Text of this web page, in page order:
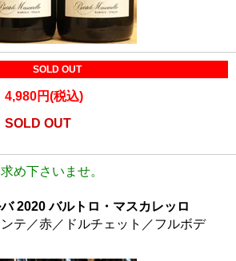
SOLD OUT
4,980円(税込)
SOLD OUT
め下さいませ。
2020 バルトロ・マスカレッロ
ンテ／赤／ドルチェット／フルボデ